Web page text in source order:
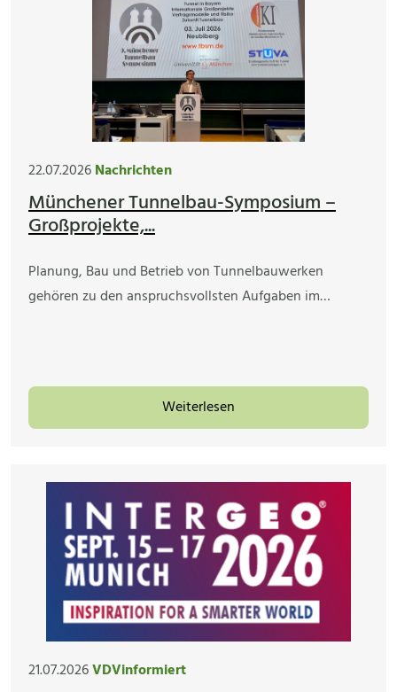
22.07.2026Nachrichten
Münchener Tunnelbau-Symposium –
Großprojekte,...
Planung, Bau und Betrieb von Tunnelbauwerken
gehören zu den anspruchsvollsten Aufgaben im…
Weiterlesen
21.07.2026VDVinformiert